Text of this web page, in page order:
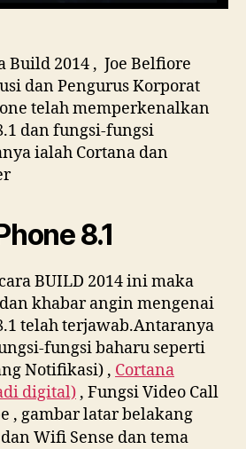
Build 2014 , Joe Belfiore
dan Pengurus Korporat
telah memperkenalkan
dan fungsi-fungsi
ialah Cortana dan
8.1
BUILD 2014 ini maka
khabar angin mengenai
telah terjawab.Antaranya
fungsi baharu seperti
Notifikasi) , Cortana
digital) , Fungsi Video Call
, gambar latar belakang
Wifi Sense dan tema